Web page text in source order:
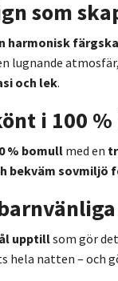
som
harmonisk
lugnande
och lek.
i 100
% bomull med en
bekväm sovmiljö
upptillsom gör
hela natten – och